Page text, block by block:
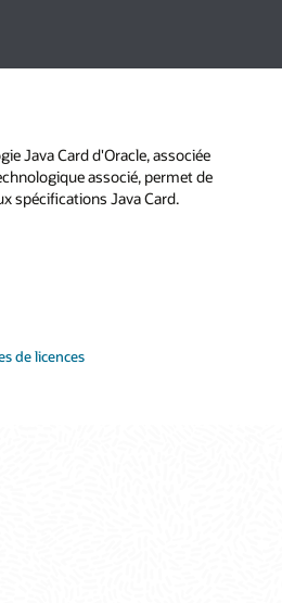
Java Card d'Oracle, associée
associé, permet de
spécifications Java Card.
de licences